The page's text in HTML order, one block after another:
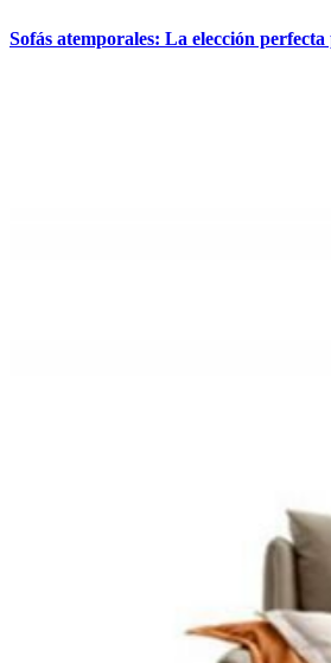
Sofás atemporales: La elección